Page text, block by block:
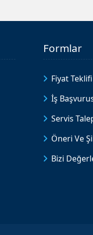
Formlar
Fiyat
İş
Servis
Öneri Ve
Bizi